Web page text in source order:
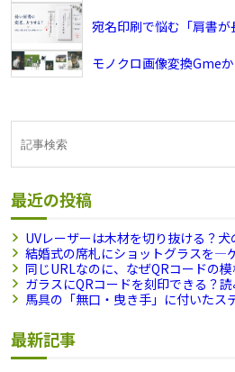
宛名印刷で悩む「肩書が
モノクロ画像変換Gme
最近の投稿
UVレーザーは木材を切り抜ける？
ダーを試作しました
結婚式の席札にショットグラスを―
印できますか？
同じURLなのに、なぜQRコードの
ガラスにQRコードを刻印できる？
したこと
馬具の「無口・曳き手」に付いたス
最新記事